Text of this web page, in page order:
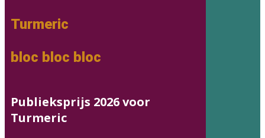
Turmeric
bloc bloc bloc
Publieksprijs 2026 voor
Turmeric